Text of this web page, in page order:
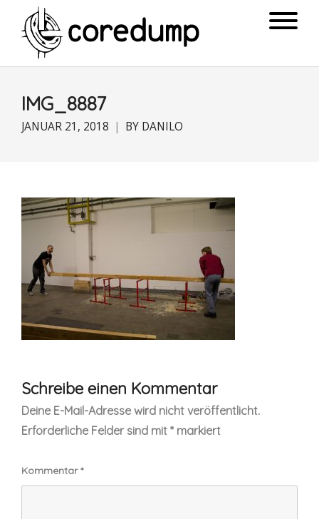
IMG_8887
JANUAR 21, 2018 BY DANILO
Schreibe einen Kommentar
Deine E-Mail-Adresse wird nicht veröffentlicht.
Erforderliche Felder sind mit * markiert
Kommentar*